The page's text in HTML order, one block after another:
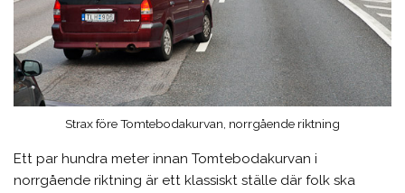
Strax före Tomtebodakurvan, norrgående riktning
Ett par hundra meter innan Tomtebodakurvan i
norrgående riktning är ett klassiskt ställe där folk ska